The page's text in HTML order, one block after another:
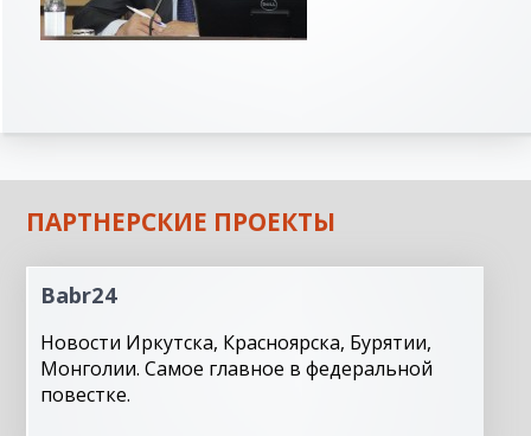
ПАРТНЕРСКИЕ ПРОЕКТЫ
Babr24
Новости Иркутска, Красноярска, Бурятии,
Монголии. Самое главное в федеральной
повестке.